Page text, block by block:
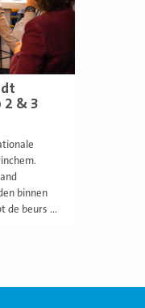
2 & 3
binnen
de beurs ...